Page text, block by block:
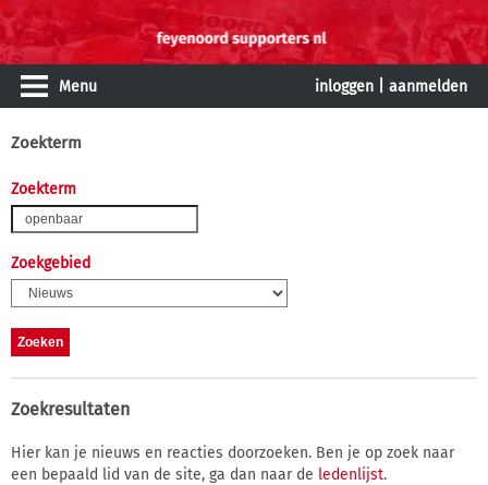
Menu inloggen aanmelden
Zoekterm
Zoekterm
Zoekgebied
Zoekresultaten
Hier kan je nieuws en reacties doorzoeken. Ben je op zoek naar
een bepaald lid van de site, ga dan naar de ledenlijst.